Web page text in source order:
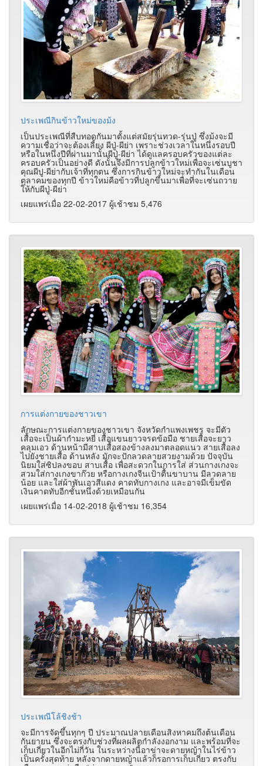
ประเพณีกินข้าวใหม่ของม้ง
เป็นประเพณีที่สืบทอดกันมาตั้งแต่สมัยรุ่นทวด-รุ่นปู่ ซึ่งม้งจะมี
ความเชื่อว่าจะต้องเลี้ยง ผีปู่-ผีย่า เพราะช่วงเวลาในหนึ่งรอบปี
หรือในหนึ่งปีที่ผ่านมานั้นผีปู่-ผีย่า ได้ดูแลครอบครัวของแต่ละ
ครอบครัวเป็นอย่างดี ดังนั้นจึงมีการปลูกข้าวใหม่เพื่อจะเซ่นบูชา
คุณผีปู-ผีย่ากับเจ้าที่ทุกตน ซึ่งการกินข้าวใหม่จะทำกันในเดือน
ตุลาคมของทุกปี ข้าวใหม่คือข้าวที่ปลูกขึ้นมาเพื่อที่จะเซ่นถวาย
ให้กับผีปู่-ผีย่า
เผยแพร่เมื่อ 22-02-2017 ผู้เช้าชม 5,476
การแต่งกายของชาวเขา
ลักษณะการแต่งกายของชาวเขา จังหวัดกำแพงเพชร จะมีตัว
เสื้อจะเป็นผ้ากำมะหยี่ เสื้อแขนยาวจรดข้อมือ ชายเสื้อจะยาว
คลุมเอว ด้านหน้ามีสาบเสื้อสองข้างลงมาตลอดแนว สายเสื้อลง
ไปยังชายเสื้อ ด้านหลัง มักจะปักลวดลายสวยงามด้วย ปัจจุบัน
นิยมใส่ซิปลงขอบ สาบเสื้อ เพื่อสะดวกในการใส่ ส่วนกางเกงจะ
สวมใส่กางเกงขาก๊วย หรือกางเกงจีนเป้าตื้นขาบาน มีลวดลาย
น้อย และใส่ผ้าพันเอวสีแดง คาดทับกางเกง และอาจมีเข็มขัด
เงินคาดทับอีกชั้นหนึ่งด้วยเหมือนกัน
เผยแพร่เมื่อ 14-02-2018 ผู้เช้าชม 16,354
ประเพณีโล้ชิงช้า
จะมีการจัดขึ้นทุกๆ ปี ประมาณปลายเดือนสิงหาคมถึงต้นเดือน
กันยายน ซึ่งจะตรงกับช่วงที่ผลผลิตกำลังงอกงาม และพร้อมที่จะ
เก็บเกี่ยวในอีกไม่กี่วัน ในระหว่างนี้อาข่าจะดายหญ้าในไร่ข้าว
เป็นครั้งสุดท้าย หลังจากดายหญ้าแล้วก็รอการเก็บเกี่ยว ตรงกับ